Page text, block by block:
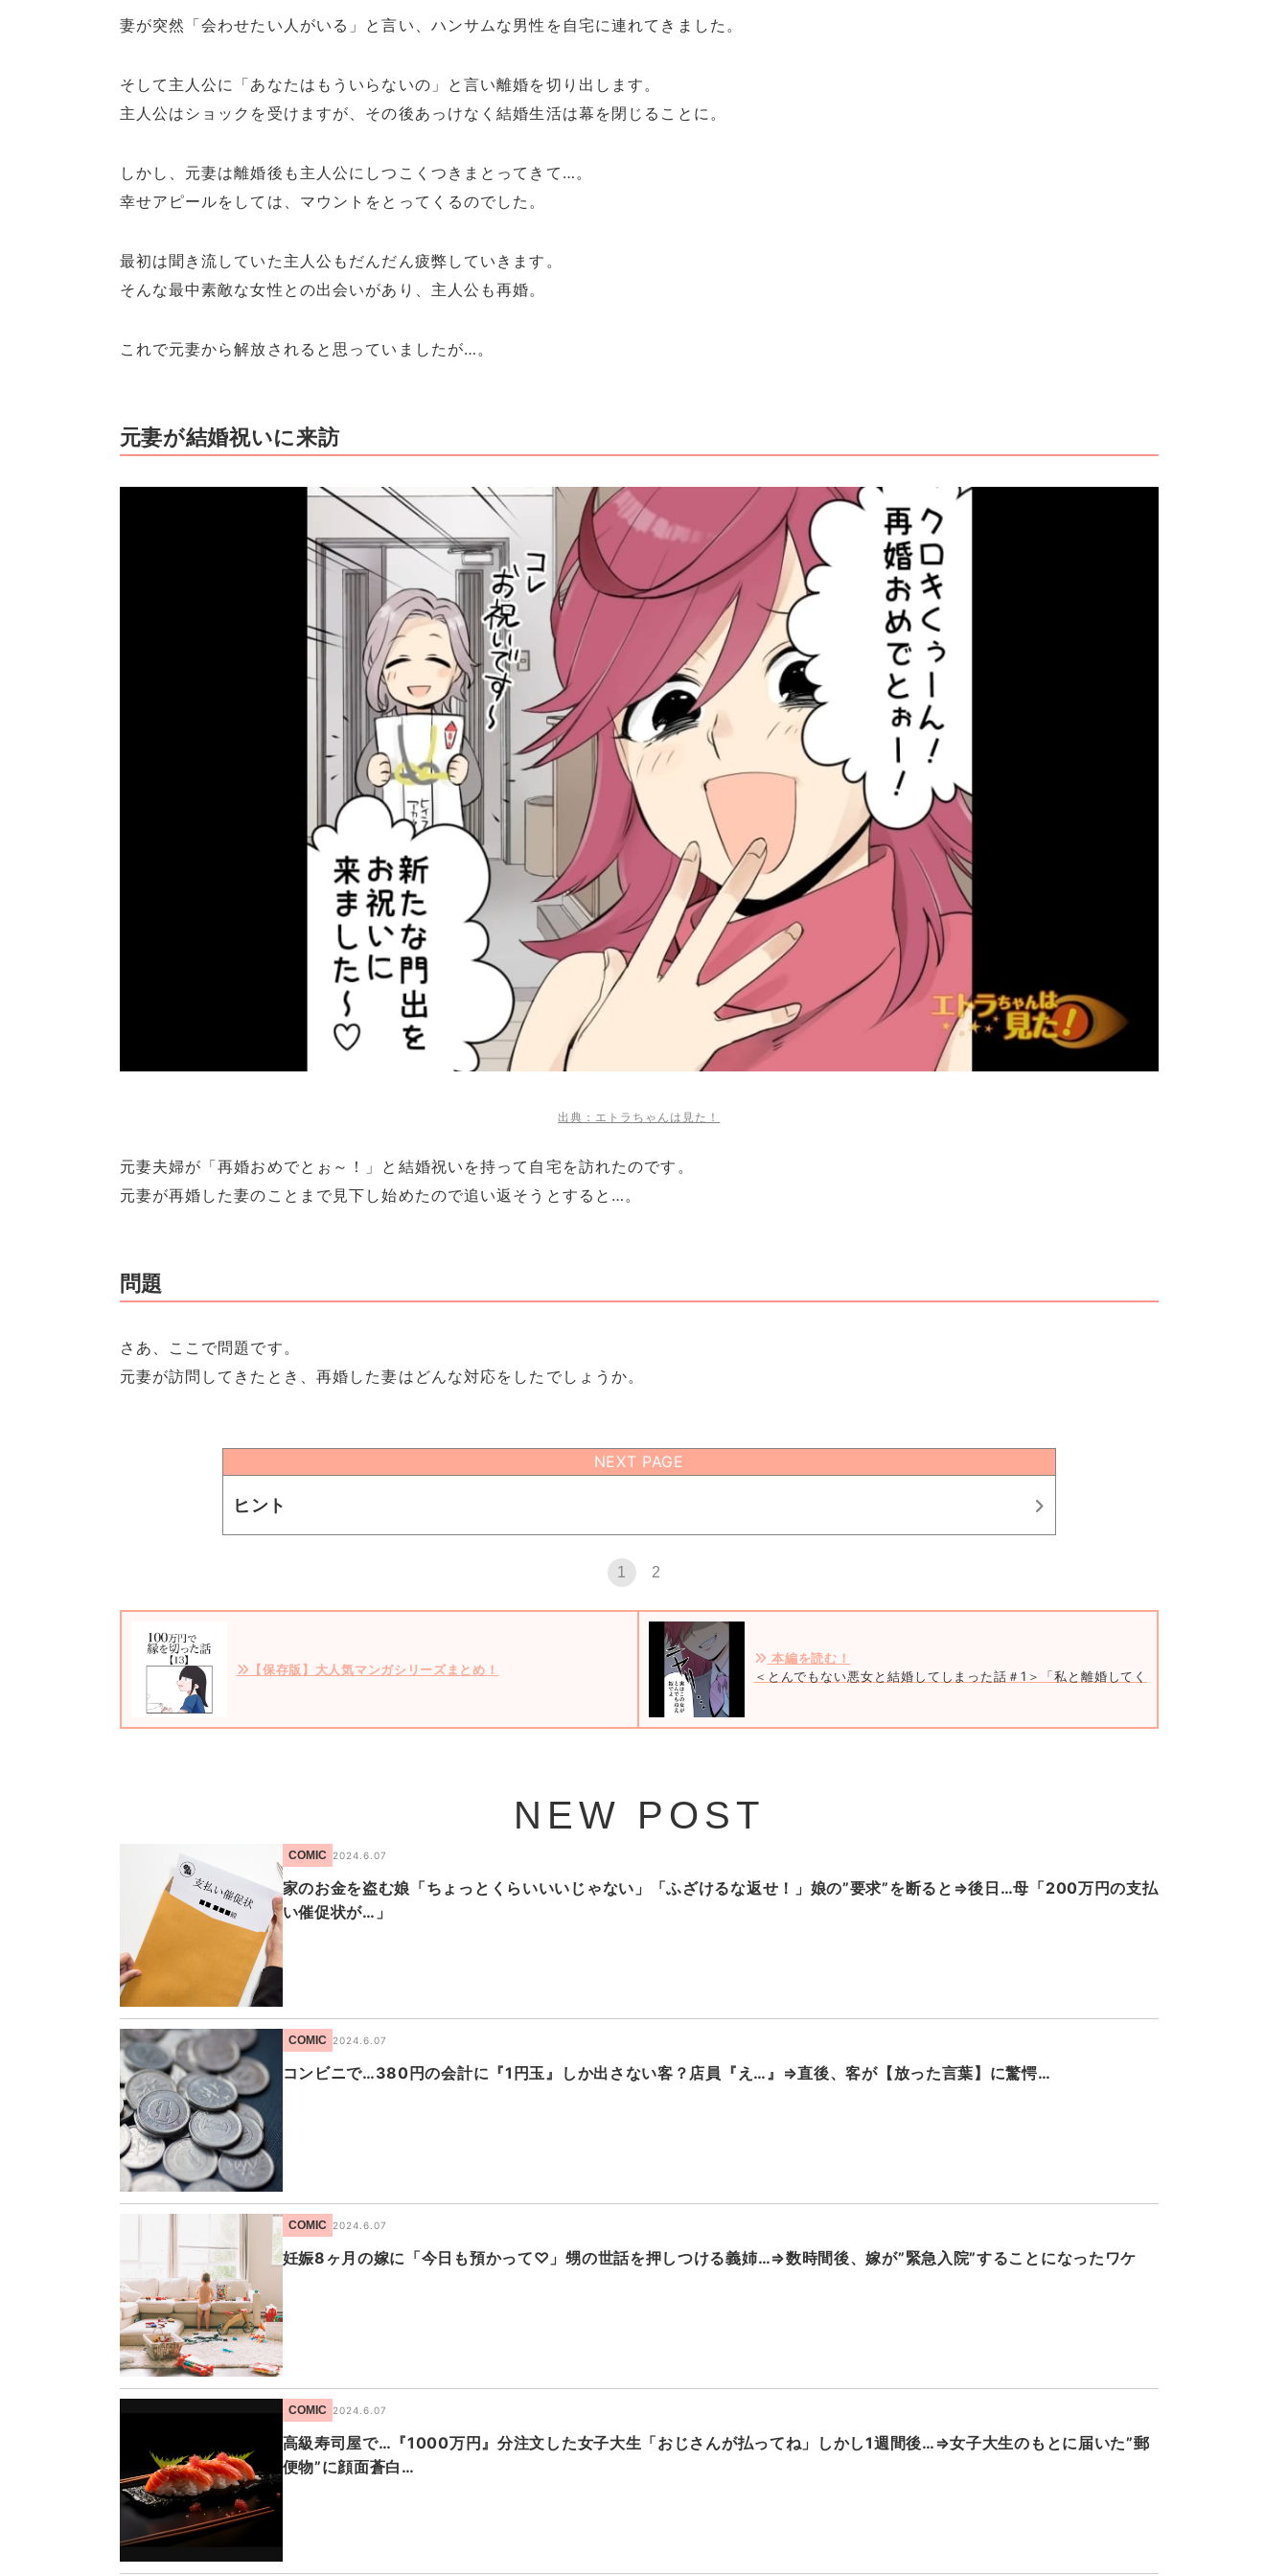
妻が突然「会わせたい人がいる」と言い、ハンサムな男性を自宅に連れてきました。
そして主人公に「あなたはもういらないの」と言い離婚を切り出します。
主人公はショックを受けますが、その後あっけなく結婚生活は幕を閉じることに。
しかし、元妻は離婚後も主人公にしつこくつきまとってきて…。
幸せアピールをしては、マウントをとってくるのでした。
最初は聞き流していた主人公もだんだん疲弊していきます。
そんな最中素敵な女性との出会いがあり、主人公も再婚。
これで元妻から解放されると思っていましたが…。
元妻が結婚祝いに来訪
出典：エトラちゃんは見た！
元妻夫婦が「再婚おめでとぉ～！」と結婚祝いを持って自宅を訪れたのです。
元妻が再婚した妻のことまで見下し始めたので追い返そうとすると…。
問題
さあ、ここで問題です。
元妻が訪問してきたとき、再婚した妻はどんな対応をしたでしょうか。
NEXT PAGE
ヒント
1 2
【保存版】大人気マンガシリーズまとめ！
本編を読む！
＜とんでもない悪女と結婚してしまった話＃1＞「私と離婚してくれる～！？」自宅に
NEW POST
COMIC 2024.6.07
家のお金を盗む娘「ちょっとくらいいいじゃない」「ふざけるな返せ！」娘の”要求”を断ると⇒後日…母「200万円の支払
い催促状が…」
COMIC 2024.6.07
コンビニで…380円の会計に『1円玉』しか出さない客？店員『え…』⇒直後、客が【放った言葉】に驚愕…
COMIC 2024.6.07
妊娠8ヶ月の嫁に「今日も預かって♡」甥の世話を押しつける義姉…⇒数時間後、嫁が”緊急入院”することになったワケ
COMIC 2024.6.07
高級寿司屋で…『1000万円』分注文した女子大生「おじさんが払ってね」しかし1週間後…⇒女子大生のもとに届いた”郵
便物”に顔面蒼白…